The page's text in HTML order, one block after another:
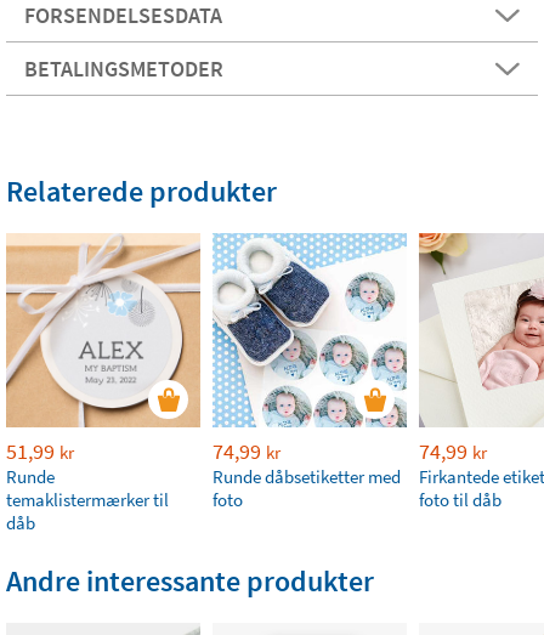
FORSENDELSESDATA
BETALINGSMETODER
Relaterede produkter
51,99 kr
Runde
temaklistermærker til
dåb
74,99 kr
Runde dåbsetiketter med
foto
74,99 kr
Firkantede
foto til dåb
Andre interessante produkter